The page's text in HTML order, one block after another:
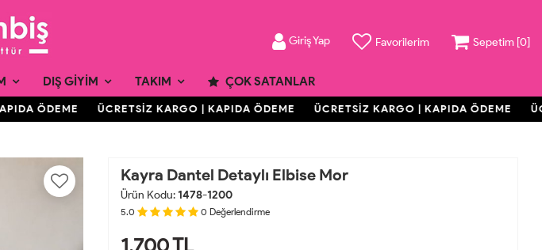
Giriş Yap Favorilerim Sepetim [0]
DIŞ GIYIM TAKIM ÇOK SATANLAR
ÖDEME ÜCRETSİZ KARGO | KAPIDA ÖDEME ÜCRETSİZ KARGO | KAPIDA ÖDEME
Kayra Dantel Detaylı Elbise Mor
Ürün Kodu:1478-1200
5.0 0 Değerlendirme